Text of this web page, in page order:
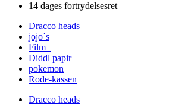
14 dages fortrydelsesret
Dracco heads
jojo´s
Film
Diddl papir
pokemon
Rode-kassen
Dracco heads